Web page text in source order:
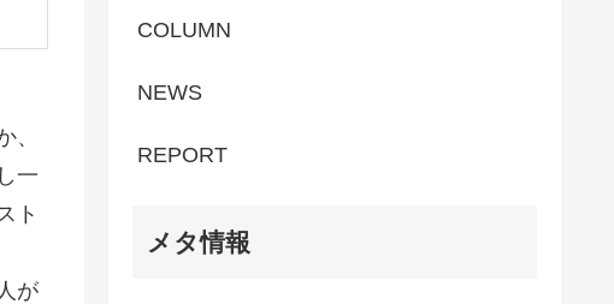
、
一
ト
が
COLUMN
NEWS
REPORT
メタ情報